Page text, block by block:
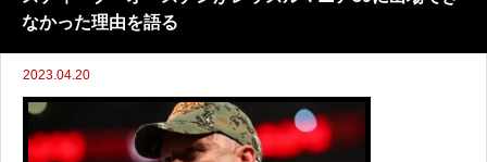
なかった理由を語る
2023.04.20